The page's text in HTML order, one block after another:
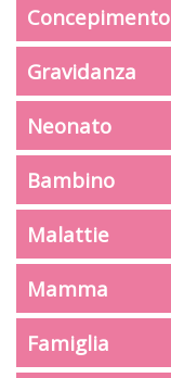
Concepimento
Gravidanza
Neonato
Bambino
Malattie
Mamma
Famiglia